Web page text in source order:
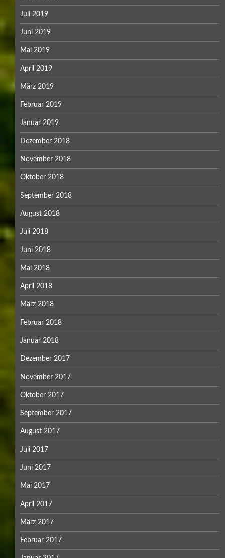
Juli 2019
Juni 2019
Mai 2019
April 2019
März 2019
Februar 2019
Januar 2019
Dezember 2018
November 2018
Oktober 2018
September 2018
August 2018
Juli 2018
Juni 2018
Mai 2018
April 2018
März 2018
Februar 2018
Januar 2018
Dezember 2017
November 2017
Oktober 2017
September 2017
August 2017
Juli 2017
Juni 2017
Mai 2017
April 2017
März 2017
Februar 2017